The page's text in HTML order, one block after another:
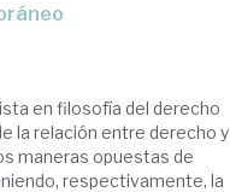
en filosofía del derecho
la relación entre derecho y
maneras opuestas de
respectivamente, la